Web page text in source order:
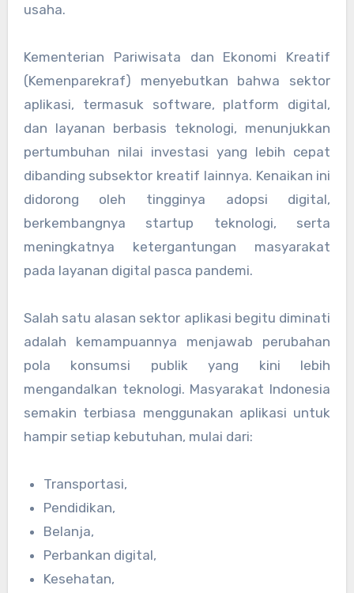
usaha.
Kementerian Pariwisata dan Ekonomi Kreatif
(Kemenparekraf) menyebutkan bahwa sektor
aplikasi, termasuk software, platform digital,
dan layanan berbasis teknologi, menunjukkan
pertumbuhan nilai investasi yang lebih cepat
dibanding subsektor kreatif lainnya. Kenaikan ini
didorong oleh tingginya adopsi digital,
berkembangnya startup teknologi, serta
meningkatnya ketergantungan masyarakat
pada layanan digital pasca pandemi.
Salah satu alasan sektor aplikasi begitu diminati
adalah kemampuannya menjawab perubahan
pola konsumsi publik yang kini lebih
mengandalkan teknologi. Masyarakat Indonesia
semakin terbiasa menggunakan aplikasi untuk
hampir setiap kebutuhan, mulai dari:
Transportasi,
Pendidikan,
Belanja,
Perbankan digital,
Kesehatan,